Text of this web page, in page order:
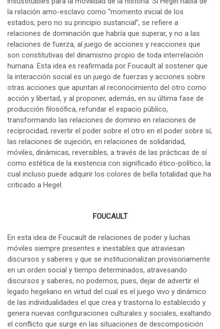
la relación amo-esclavo como “momento inicial de los
estados; pero no su principio sustancial”, se refiere a
relaciones de dominación que habría que superar, y no a las
relaciones de fuerza, al juego de acciones y reacciones que
son constitutivas del dinamismo propio de toda interrelación
humana. Esta idea es reafirmada por Foucault al sostener que
la interacción social es un juego de fuerzas y acciones sobre
otras acciones que apuntan al reconocimiento del otro como
acción y libertad, y al proponer, además, en su última fase de
producción filosófica, refundar el espacio público,
transformando las relaciones de dominio en relaciones de
reciprocidad; revertir el poder sobre el otro en el poder sobre sí,
las relaciones de sujeción, en relaciones de solidaridad,
móviles, dinámicas, reversibles, a través de las prácticas de sí
como estética de la existencia con significado ético-político, la
cual incluso puede adquirir los colores de bella totalidad que ha
criticado a Hegel.
FOUCAULT
En esta idea de Foucault de relaciones de poder y luchas
móviles siempre presentes e inestables que atraviesan
discursos y saberes y que se institucionalizan provisoriamente
en un orden social y tiempo determinados, atravesando
discursos y saberes, no podemos, pues, dejar de advertir el
legado hegeliano en virtud del cual es el juego vivo y dinámico
de las individualidades el que crea y trastorna lo establecido y
genera nuevas configuraciones culturales y sociales, exaltando
el conflicto que surge en las situaciones de descomposición